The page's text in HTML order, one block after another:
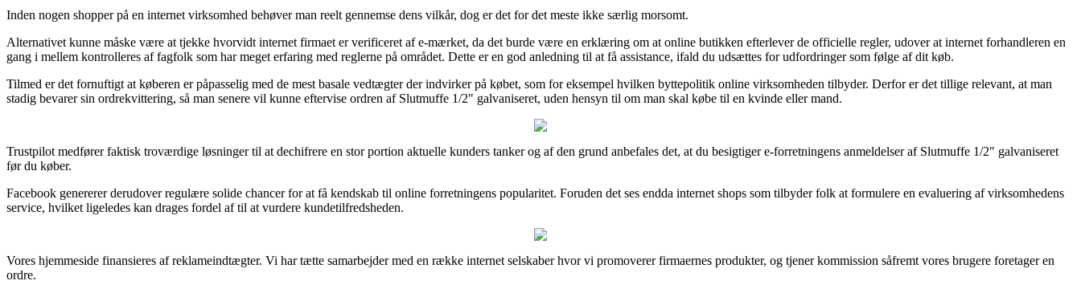
Inden nogen shopper på en internet virksomhed behøver man reelt gennemse dens vilkår, dog er det for det meste ikke særlig morsomt.
Alternativet kunne måske være at tjekke hvorvidt internet firmaet er verificeret af e-mærket, da det burde være en erklæring om at online butikken efterlever de officielle regler, udover at internet forhandleren en
gang i mellem kontrolleres af fagfolk som har meget erfaring med reglerne på området. Dette er en god anledning til at få assistance, ifald du udsættes for udfordringer som følge af dit køb.
Tilmed er det fornuftigt at køberen er påpasselig med de mest basale vedtægter der indvirker på købet, som for eksempel hvilken byttepolitik online virksomheden tilbyder. Derfor er det tillige relevant, at man
stadig bevarer sin ordrekvittering, så man senere vil kunne eftervise ordren af Slutmuffe 1/2" galvaniseret, uden hensyn til om man skal købe til en kvinde eller mand.
Trustpilot medfører faktisk troværdige løsninger til at dechifrere en stor portion aktuelle kunders tanker og af den grund anbefales det, at du besigtiger e-forretningens anmeldelser af Slutmuffe 1/2" galvaniseret
før du køber.
Facebook genererer derudover regulære solide chancer for at få kendskab til online forretningens popularitet. Foruden det ses endda internet shops som tilbyder folk at formulere en evaluering af virksomhedens
service, hvilket ligeledes kan drages fordel af til at vurdere kundetilfredsheden.
Vores hjemmeside finansieres af reklameindtægter. Vi har tætte samarbejder med en række internet selskaber hvor vi promoverer firmaernes produkter, og tjener kommission såfremt vores brugere foretager en
ordre.